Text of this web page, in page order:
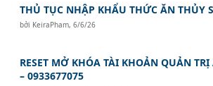
THỦ TỤC NHẬP KHẨU THỨC ĂN THỦY
bởi KeiraPham,6/6/26
RESET MỞ KHÓA TÀI KHOẢN QUẢN
– 0933677075